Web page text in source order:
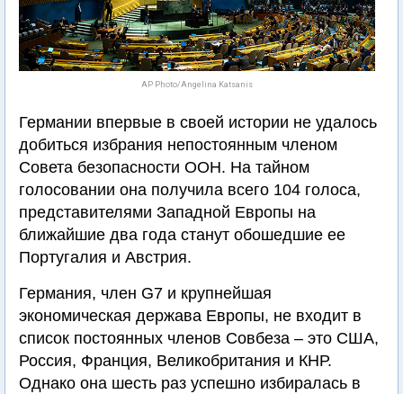
AP Photo/Angelina Katsanis
Германии впервые в своей истории не удалось
добиться избрания непостоянным членом
Совета безопасности ООН. На тайном
голосовании она получила всего 104 голоса,
представителями Западной Европы на
ближайшие два года станут обошедшие ее
Португалия и Австрия.
Германия, член G7 и крупнейшая
экономическая держава Европы, не входит в
список постоянных членов Совбеза – это США,
Россия, Франция, Великобритания и КНР.
Однако она шесть раз успешно избиралась в